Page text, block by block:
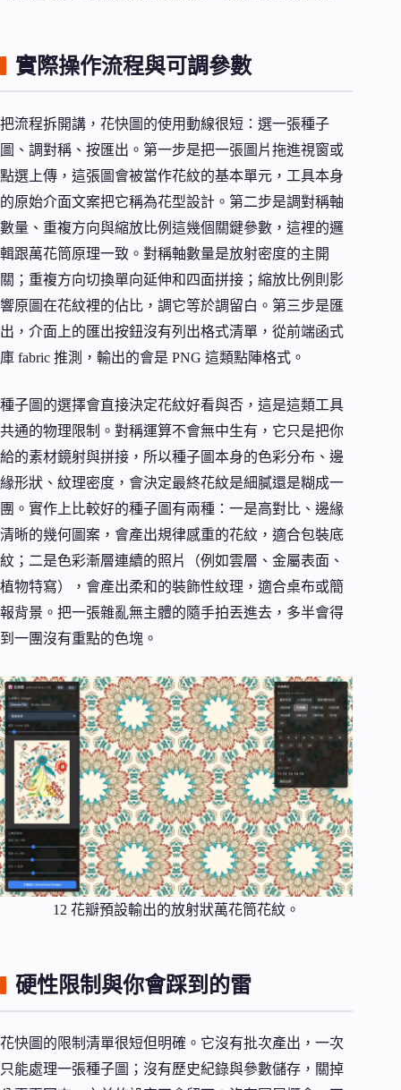
實際操作流程與可調參數
把流程拆開講，花快圖的使用動線很短：選一張種子
圖、調對稱、按匯出。第一步是把一張圖片拖進視窗或
點選上傳，這張圖會被當作花紋的基本單元，工具本身
的原始介面文案把它稱為花型設計。第二步是調對稱軸
數量、重複方向與縮放比例這幾個關鍵參數，這裡的邏
輯跟萬花筒原理一致。對稱軸數量是放射密度的主開
關；重複方向切換單向延伸和四面拼接；縮放比例則影
響原圖在花紋裡的佔比，調它等於調留白。第三步是匯
出，介面上的匯出按鈕沒有列出格式清單，從前端函式
庫 fabric 推測，輸出的會是 PNG 這類點陣格式。
種子圖的選擇會直接決定花紋好看與否，這是這類工具
共通的物理限制。對稱運算不會無中生有，它只是把你
給的素材鏡射與拼接，所以種子圖本身的色彩分布、邊
緣形狀、紋理密度，會決定最終花紋是細膩還是糊成一
團。實作上比較好的種子圖有兩種：一是高對比、邊緣
清晰的幾何圖案，會產出規律感重的花紋，適合包裝底
紋；二是色彩漸層連續的照片（例如雲層、金屬表面、
植物特寫），會產出柔和的裝飾性紋理，適合桌布或簡
報背景。把一張雜亂無主體的隨手拍丟進去，多半會得
到一團沒有重點的色塊。
12 花瓣預設輸出的放射狀萬花筒花紋。
硬性限制與你會踩到的雷
花快圖的限制清單很短但明確。它沒有批次產出，一次
只能處理一張種子圖；沒有歷史紀錄與參數儲存，關掉